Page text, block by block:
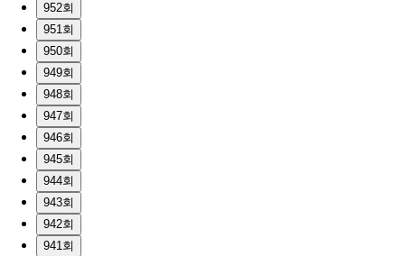
952회
951회
950회
949회
948회
947회
946회
945회
944회
943회
942회
941회